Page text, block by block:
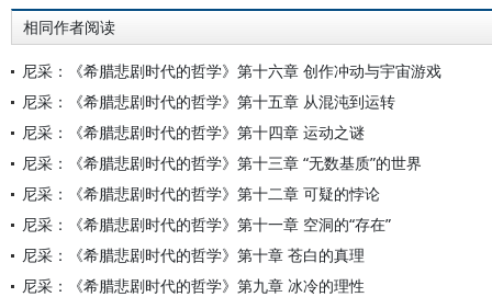
相同作者阅读
尼采：《希腊悲剧时代的哲学》第十六章 创作冲动与宇宙游戏
尼采：《希腊悲剧时代的哲学》第十五章 从混沌到运转
尼采：《希腊悲剧时代的哲学》第十四章 运动之谜
尼采：《希腊悲剧时代的哲学》第十三章 “无数基质”的世界
尼采：《希腊悲剧时代的哲学》第十二章 可疑的悖论
尼采：《希腊悲剧时代的哲学》第十一章 空洞的“存在”
尼采：《希腊悲剧时代的哲学》第十章 苍白的真理
尼采：《希腊悲剧时代的哲学》第九章 冰冷的理性